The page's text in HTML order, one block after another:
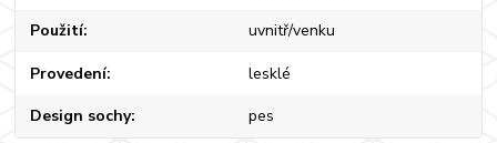
Použití uvnitř/venku
Provedení lesklé
Design sochy pes